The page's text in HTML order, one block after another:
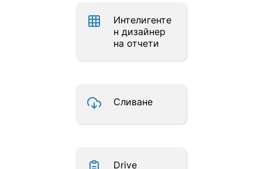
Интелигенте
н дизайнер
на отчети
Сливане
Drive